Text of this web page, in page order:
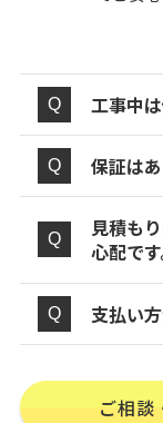
工事中
保証は
見積も
心配です
支払い
ご相談